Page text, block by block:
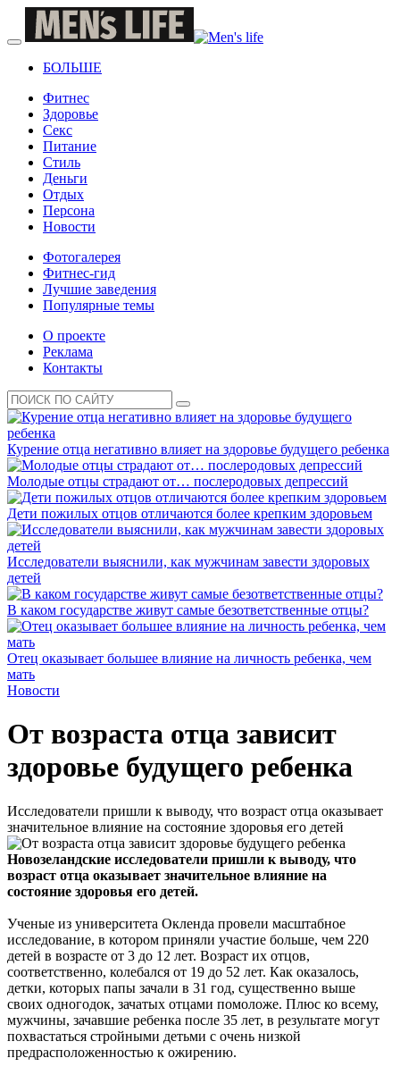
БОЛЬШЕ
Фитнес
Здоровье
Секс
Питание
Стиль
Деньги
Отдых
Персона
Новости
Фотогалерея
Фитнес-гид
Лучшие заведения
Популярные темы
О проекте
Реклама
Контакты
Курение отца негативно влияет на здоровье будущего ребенка
Молодые отцы страдают от… послеродовых депрессий
Дети пожилых отцов отличаются более крепким здоровьем
Исследователи выяснили, как мужчинам завести здоровых
детей
В каком государстве живут самые безответственные отцы?
Отец оказывает большее влияние на личность ребенка, чем
мать
Новости
От возраста отца зависит
здоровье будущего ребенка
Исследователи пришли к выводу, что возраст отца оказывает
значительное влияние на состояние здоровья его детей
Новозеландские исследователи пришли к выводу, что
возраст отца оказывает значительное влияние на
состояние здоровья его детей.
Ученые из университета Окленда провели масштабное
исследование, в котором приняли участие больше, чем 220
детей в возрасте от 3 до 12 лет. Возраст их отцов,
соответственно, колебался от 19 до 52 лет. Как оказалось,
детки, которых папы зачали в 31 год, существенно выше
своих одногодок, зачатых отцами помоложе. Плюс ко всему,
мужчины, зачавшие ребенка после 35 лет, в результате могут
похвастаться стройными детьми с очень низкой
предрасположенностью к ожирению.